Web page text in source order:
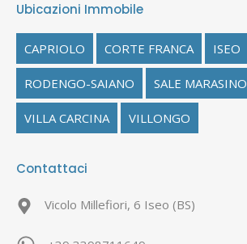
Ubicazioni Immobile
CAPRIOLO CORTE FRANCA ISEO
RODENGO-SAIANO SALE MARASINO
VILLA CARCINA VILLONGO
Contattaci
Vicolo Millefiori, 6 Iseo (BS)